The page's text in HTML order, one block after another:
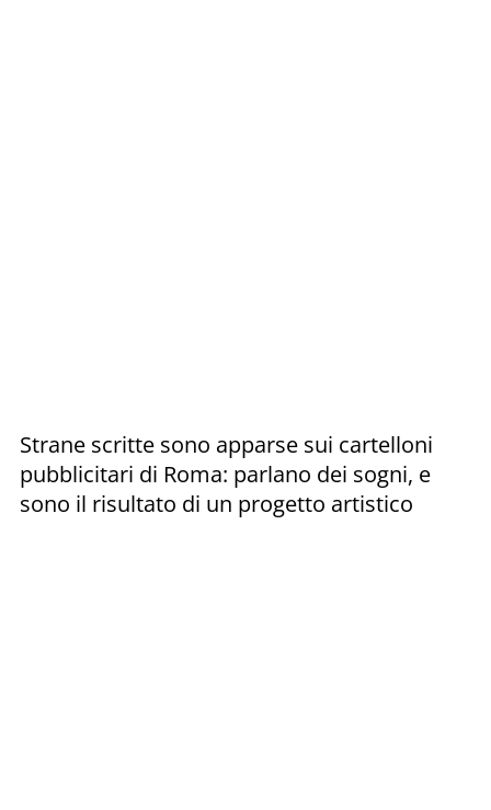
Strane scritte sono apparse sui cartelloni
pubblicitari di Roma: parlano dei sogni, e
sono il risultato di un progetto artistico